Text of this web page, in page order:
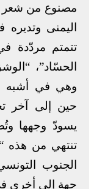
مصنوع من شعر
اليمنى
تتمتم مردّدة
الحسّاد”،
وهي في أشبه
حين إلى آخر
يسودّ وجهها
تنتهي من هذه
الجنوب
جهة إلى أخرى